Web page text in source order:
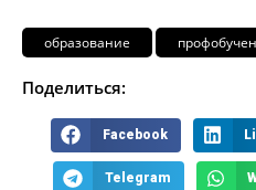
образование
Поделиться:
Facebook
Telegram